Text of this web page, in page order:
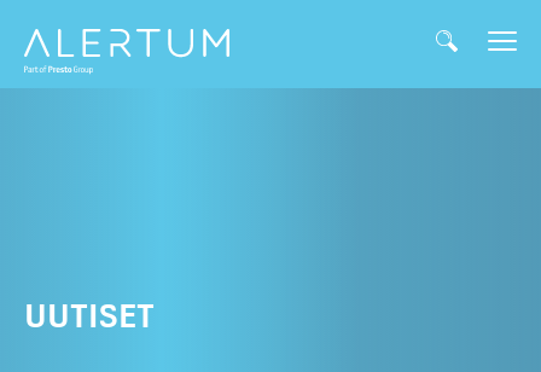
UUTISET